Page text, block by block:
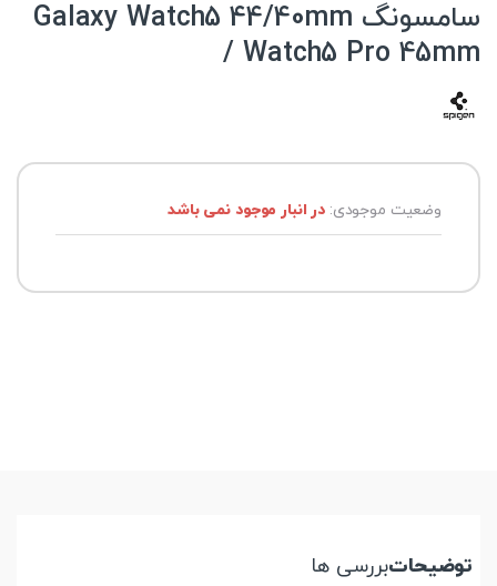
سامسونگ Galaxy Watch5 44/40mm
/ Watch5 Pro 45mm
وضعیت موجودی:در انبار موجود نمی باشد
توضیحاتبررسی ها